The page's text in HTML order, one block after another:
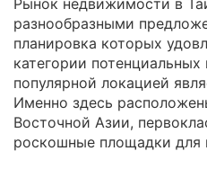
Рынок недвижимости в
разнообразными
планировка которых
категории
популярной локацией
Именно здесь
Восточной Азии,
роскошные площадки для